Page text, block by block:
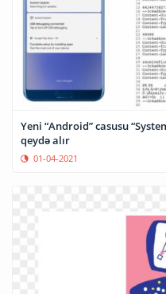
Yeni “Android” casusu
qeydə alır
01-04-2021